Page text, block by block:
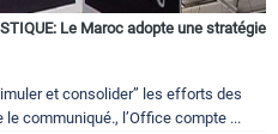
Le Maroc adopte une stratégie
et consolider” les efforts des
communiqué., l’Office compte ...